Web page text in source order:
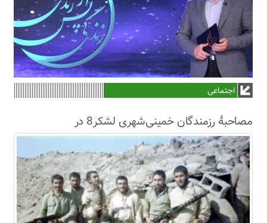
اجتماعی
مصاحبۀ رزمندگان خمینی‌شهری لشکر8 در
سال63+فیلم